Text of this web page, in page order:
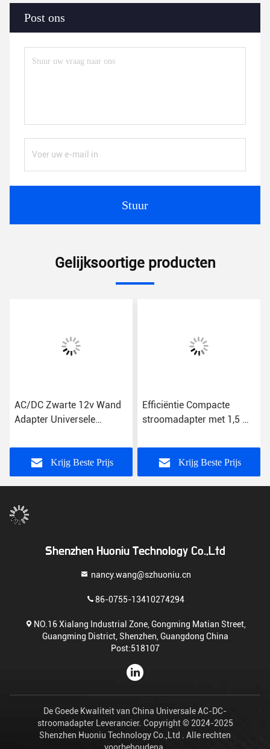
Post ons
Stuur
Gelijksoortige producten
AC/DC Zwarte 12v Wand
Adapter Universele
1,5m Kabellengte
Krijg Beste Prijs
Efficiëntie Compacte
stroomadapter met 1,5 m
plug
Krijg Beste Prijs
Shenzhen Huoniu Technology Co.,Ltd
nancy.wang@szhuoniu.cn
86-0755-13410274294
NO.16 Xialang Industrial Zone, Gongming Matian Street,
Guangming District, Shenzhen, Guangdong China
Post:518107
De Goede Kwaliteit van China Universale AC-DC-
stroomadapter Leverancier. Copyright © 2024-2025
Shenzhen Huoniu Technology Co.,Ltd . Alle rechten